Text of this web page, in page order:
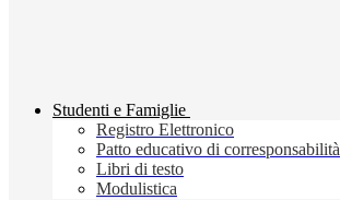
Studenti e Famiglie
Registro Elettronico
Patto educativo di corresponsabilità
Libri di testo
Modulistica